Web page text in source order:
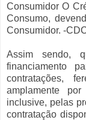
Consumidor O
Consumo,
Consumidor. -
Assim sendo,
financiamento
contratações,
amplamente
inclusive, pelas
contratação